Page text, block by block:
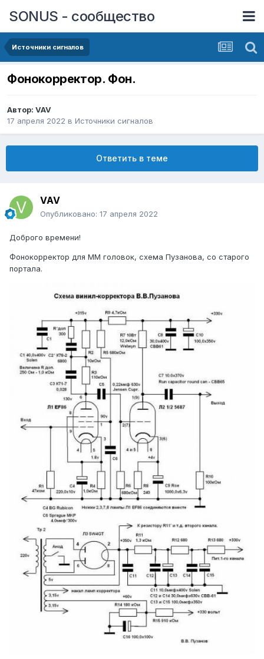
SONUS - сообщество
Источники сигналов
Фонокорректор. Фон.
Автор: VAV
17 апреля 2022 в Источники сигналов
Ответить в теме
VAV
Опубликовано: 17 апреля 2022
Доброго времени!
Фонокорректор для ММ головок, схема Пузанова, со старого
портала.